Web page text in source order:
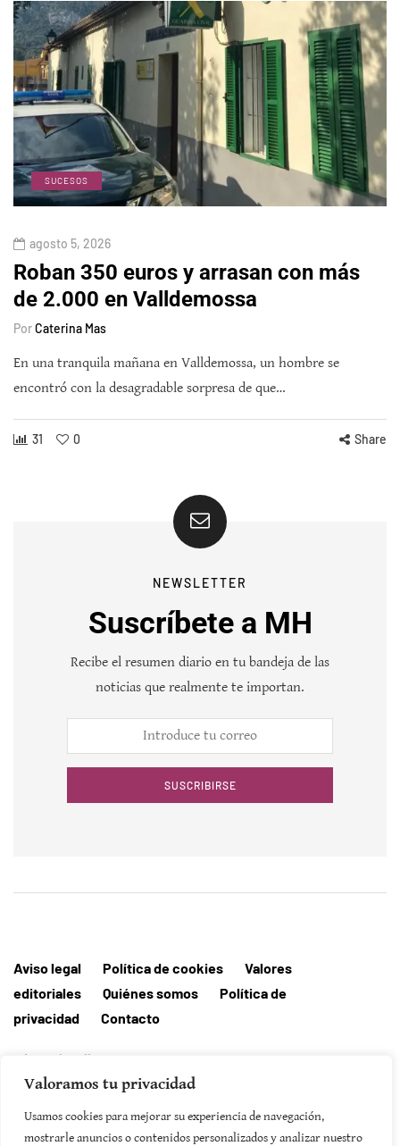
Valoramos tu privacidad
Usamos cookies para mejorar su experiencia de navegación,
mostrarle anuncios o contenidos personalizados y analizar nuestro
SUCESOS
agosto 5, 2026
Roban 350 euros y arrasan con más
de 2.000 en Valldemossa
PorCaterina Mas
En una tranquila mañana en Valldemossa, un hombre se
encontró con la desagradable sorpresa de que…
31 0 Share
NEWSLETTER
Suscríbete a MH
Recibe el resumen diario en tu bandeja de las
noticias que realmente te importan.
SUSCRIBIRSE
Aviso legal Política de cookies
Valores
editoriales
Quiénes somos
Política de
privacidad
Contacto
Editorial MallorcaHora